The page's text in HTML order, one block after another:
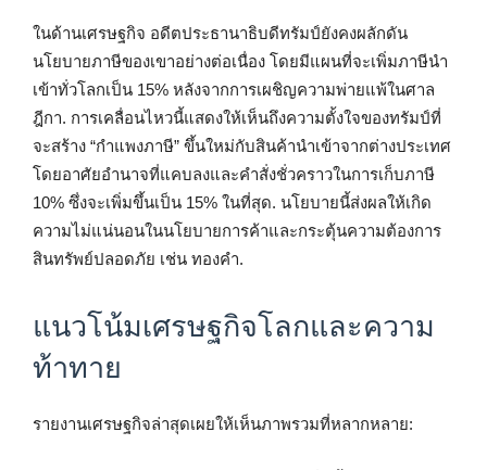
ในด้านเศรษฐกิจ อดีตประธานาธิบดีทรัมป์ยังคงผลักดัน
นโยบายภาษีของเขาอย่างต่อเนื่อง โดยมีแผนที่จะเพิ่มภาษีนำ
เข้าทั่วโลกเป็น 15% หลังจากการเผชิญความพ่ายแพ้ในศาล
ฎีกา. การเคลื่อนไหวนี้แสดงให้เห็นถึงความตั้งใจของทรัมป์ที่
จะสร้าง “กำแพงภาษี” ขึ้นใหม่กับสินค้านำเข้าจากต่างประเทศ
โดยอาศัยอำนาจที่แคบลงและคำสั่งชั่วคราวในการเก็บภาษี
10% ซึ่งจะเพิ่มขึ้นเป็น 15% ในที่สุด. นโยบายนี้ส่งผลให้เกิด
ความไม่แน่นอนในนโยบายการค้าและกระตุ้นความต้องการ
สินทรัพย์ปลอดภัย เช่น ทองคำ.
แนวโน้มเศรษฐกิจโลกและความ
ท้าทาย
รายงานเศรษฐกิจล่าสุดเผยให้เห็นภาพรวมที่หลากหลาย: